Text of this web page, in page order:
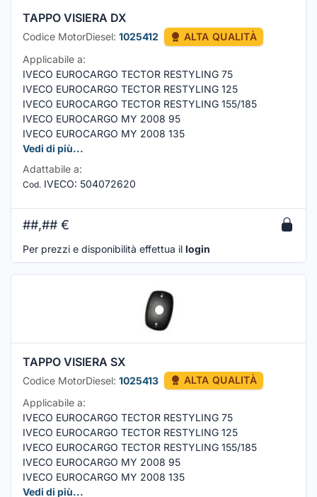
TAPPO VISIERA DX
Codice MotorDiesel: 1025412
ALTA QUALITÀ
Applicabile a:
IVECO EUROCARGO TECTOR RESTYLING 75
IVECO EUROCARGO TECTOR RESTYLING 125
IVECO EUROCARGO TECTOR RESTYLING 155/185
IVECO EUROCARGO MY 2008 95
IVECO EUROCARGO MY 2008 135
Vedi di più...
Adattabile a:
Cod. IVECO: 504072620
##,## €
Per prezzi e disponibilità effettua il login
TAPPO VISIERA SX
Codice MotorDiesel: 1025413
ALTA QUALITÀ
Applicabile a:
IVECO EUROCARGO TECTOR RESTYLING 75
IVECO EUROCARGO TECTOR RESTYLING 125
IVECO EUROCARGO TECTOR RESTYLING 155/185
IVECO EUROCARGO MY 2008 95
IVECO EUROCARGO MY 2008 135
Vedi di più...